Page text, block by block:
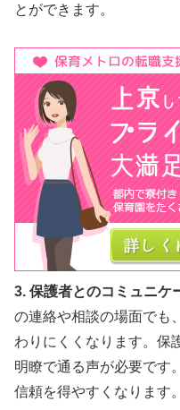
とができます。
3. 保護者とのコミュニケ
の連絡や相談の場面でも
わりにくくなります。保
明瞭で通る声が必要です
信頼を得やすくなります。